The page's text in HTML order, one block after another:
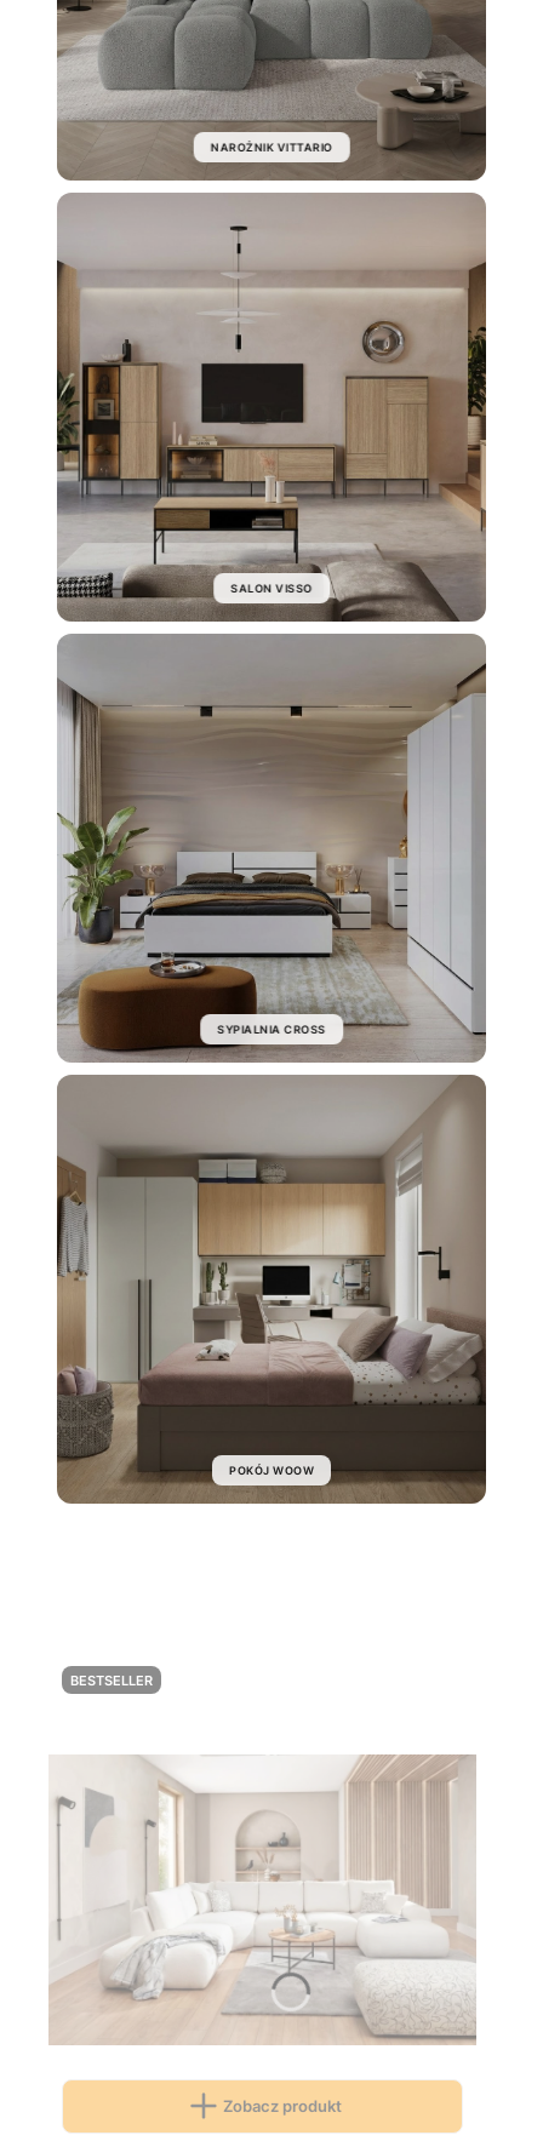
NAROŻNIK VITTARIO
SALON VISSO
SYPIALNIA CROSS
POKÓJ WOOW
BESTSELLER
Zobacz produkt